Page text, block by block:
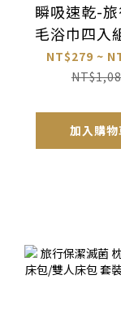
瞬吸速乾-
毛浴巾四入
束口袋裝)_
NT$279 ~
加入購物